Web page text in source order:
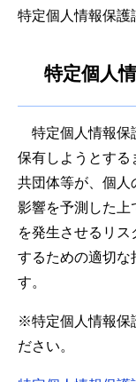
特定個人情報保護
特定個人
特定個人情報保
保有しようとする
共団体等が、個人
影響を予測した上
を発生させるリ
するための適切な
す。
※特定個人情報保
ださい。